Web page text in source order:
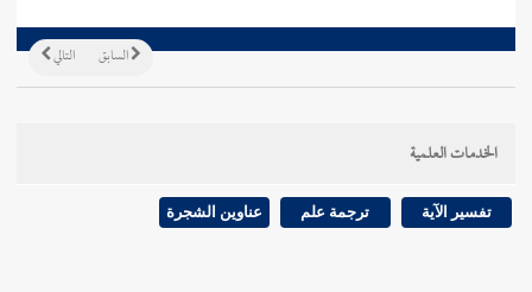
التالي السابق
الخدمات العلمية
تفسير الآية ترجمة علم عناوين الشجرة